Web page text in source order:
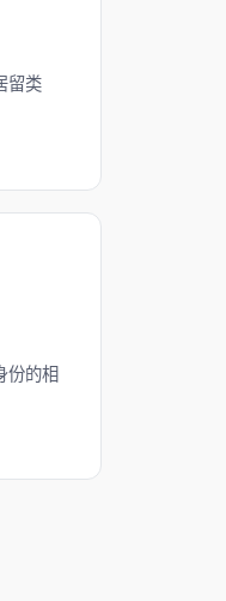
留类
份的相